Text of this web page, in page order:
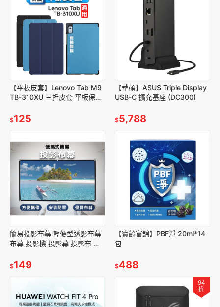
【平板皮套】Lenovo Tab M9
TB-310XU 三折皮套 平板保護
$125
【華碩】ASUS Triple Display
USB-C 擴充基座 (DC300)
$5,788
簡易投影布幕 輕便型透影布幕
布幕 投影機 投影幕 投影布 大
影布幕
$149
【寶齡富錦】PBF淨 20ml*14
包
$488
94
折